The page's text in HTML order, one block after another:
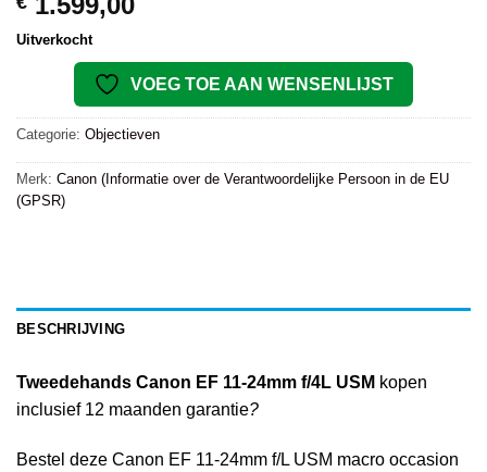
Uitverkocht
VOEG TOE AAN WENSENLIJST
Categorie: Objectieven
Merk: Canon (Informatie over de Verantwoordelijke Persoon in de EU
(GPSR)
BESCHRIJVING
Tweedehands Canon EF 11-24mm f/4L USM kopen
inclusief 12 maanden garantie?
Bestel deze Canon EF 11-24mm f/L USM macro occasion